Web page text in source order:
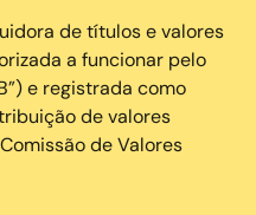
de títulos e valores
a funcionar pelo
e registrada como
de valores
de Valores